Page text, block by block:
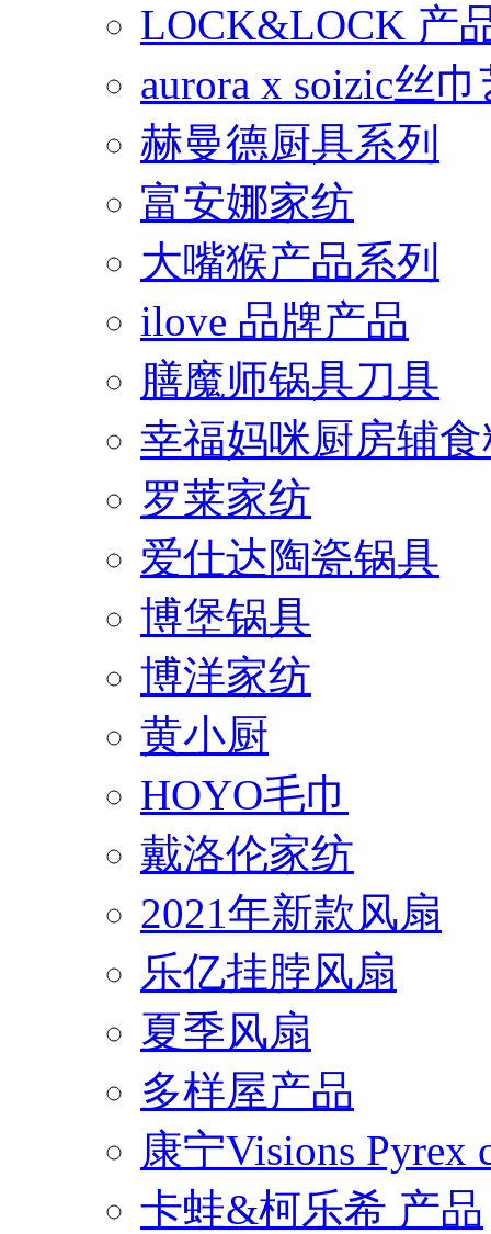
LOCK&LOCK 产
aurora x soizic丝
赫曼德厨具系列
富安娜家纺
大嘴猴产品系列
ilove 品牌产品
膳魔师锅具刀具
幸福妈咪厨房辅
罗莱家纺
爱仕达陶瓷锅具
博堡锅具
博洋家纺
黄小厨
HOYO毛巾
戴洛伦家纺
2021年新款风扇
乐亿挂脖风扇
夏季风扇
多样屋产品
康宁Visions Pyrex
卡蛙&柯乐希 产品